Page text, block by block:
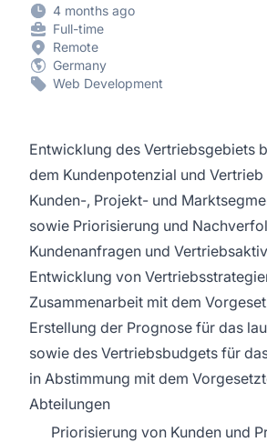
4 months ago
Full-time
Remote
Germany
Web Development
Entwicklung des Vertriebsgebiets
dem Kundenpotenzial und Vertrieb
Kunden-, Projekt- und
sowie Priorisierung und
Kundenanfragen und
Entwicklung von
Zusammenarbeit mit dem
Erstellung der Prognose für das
sowie des Vertriebsbudgets für
in Abstimmung mit dem
Abteilungen
Priorisierung von Kunden und